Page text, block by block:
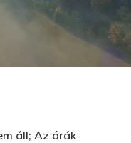
áll; Az órák